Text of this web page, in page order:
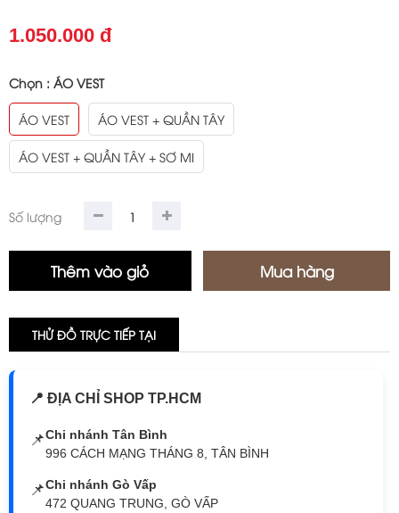
1.050.000 đ
Chọn : ÁO VEST
ÁO VEST ÁO VEST + QUẦN TÂY
ÁO VEST + QUẦN TÂY + SƠ MI
Số lượng
THỬ ĐỒ TRỰC TIẾP TẠI
📍 ĐỊA CHỈ SHOP TP.HCM
📌Chi nhánh Tân Bình
996 CÁCH MẠNG THÁNG 8, TÂN BÌNH
📌Chi nhánh Gò Vấp
472 QUANG TRUNG, GÒ VẤP